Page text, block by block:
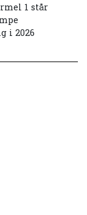
1 står
i 2026